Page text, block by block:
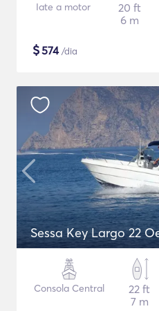
Iate a motor
20 ft
6 m
$574/dia
Sessa Key Largo 22
Consola Central
22 ft
7 m